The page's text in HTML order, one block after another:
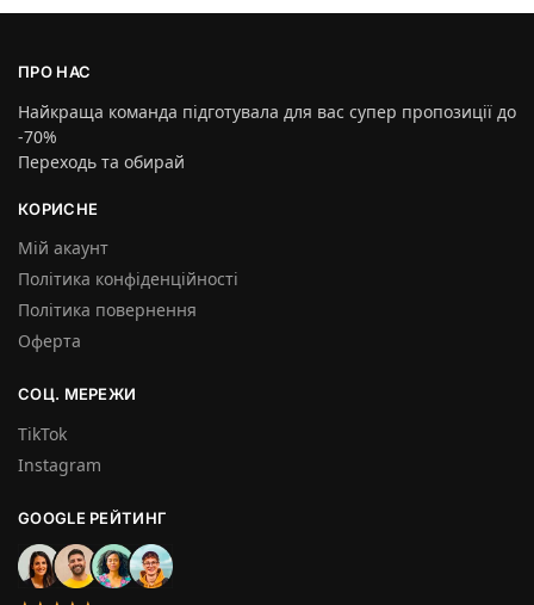
ПРО НАС
Найкраща команда підготувала для вас супер пропозиції до
-70%
Переходь та обирай
КОРИСНЕ
Мій акаунт
Політика конфіденційності
Політика повернення
Оферта
СОЦ. МЕРЕЖИ
TikTok
Instagram
GOOGLE РЕЙТИНГ